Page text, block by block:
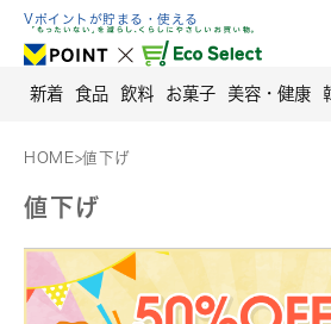
Skip
content
Vポイントが貯まる・使える
新着 食品 飲料 お菓子 美容・健康
HOME>値下げ
値下げ